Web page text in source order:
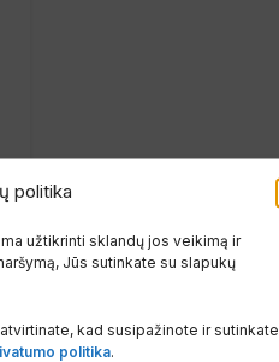
politika
užtikrinti sklandų jos veikimą ir
Jūs sutinkate su slapukų
kad susipažinote ir sutinkate
politika.